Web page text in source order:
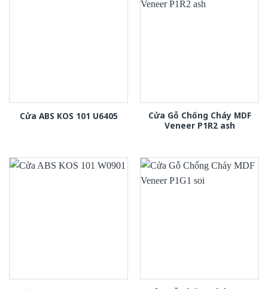
Cửa ABS KOS 101 U6405
Cửa Gỗ Chống Cháy MDF
Veneer P1R2 ash